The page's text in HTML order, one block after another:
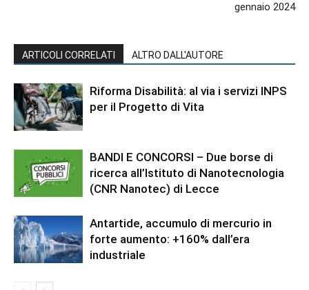
gennaio 2024
ARTICOLI CORRELATI ALTRO DALL'AUTORE
Riforma Disabilità: al via i servizi INPS
per il Progetto di Vita
BANDI E CONCORSI – Due borse di
ricerca all’Istituto di Nanotecnologia
(CNR Nanotec) di Lecce
Antartide, accumulo di mercurio in
forte aumento: +160% dall’era
industriale